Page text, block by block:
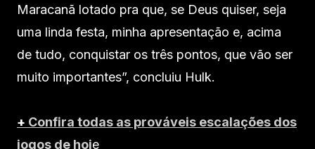
Maracanã lotado pra que, se Deus quiser, seja
uma linda festa, minha apresentação e, acima
de tudo, conquistar os três pontos, que vão ser
muito importantes”, concluiu Hulk.
+ Confira todas as prováveis escalações dos
jogos de hoje